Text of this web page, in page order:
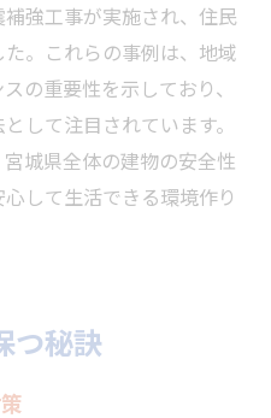
強工事が実施され、住民
。これらの事例は、地域
の重要性を示しており、
して注目されています。
城県全体の建物の安全性
して生活できる環境作り
つ秘訣